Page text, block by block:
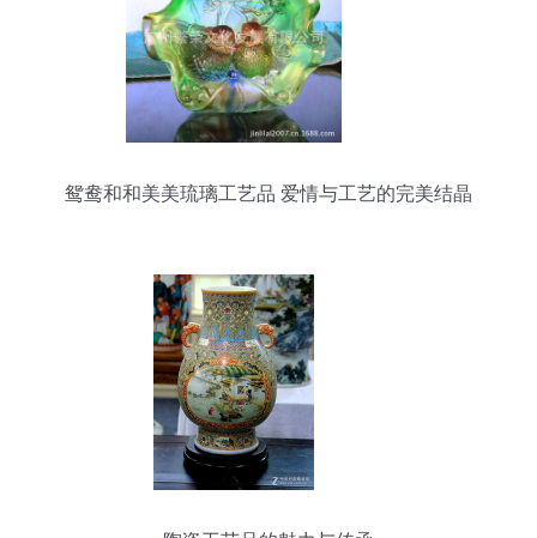
鸳鸯和和美美琉璃工艺品 爱情与工艺的完美结晶